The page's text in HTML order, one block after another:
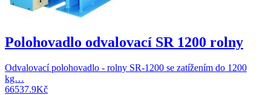
Polohovadlo odvalovací SR 1200 rolny
Odvalovací polohovadlo - rolny SR-1200 se zatížením do 1200
kg…
66537.9Kč